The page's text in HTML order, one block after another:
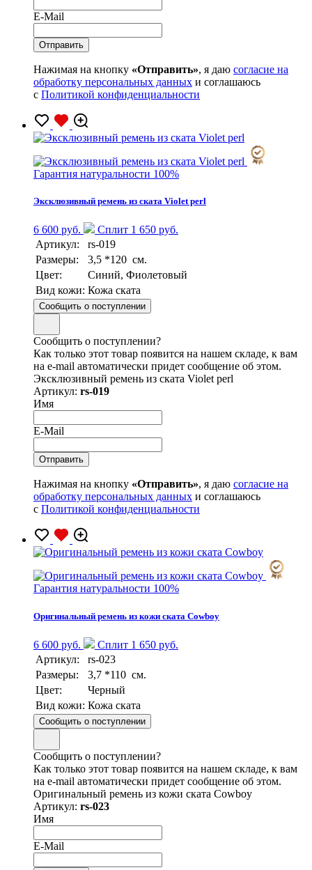
E-Mail
Нажимая на кнопку «Отправить», я даю согласие на
обработку персональных данных и соглашаюсь
с Политикой конфиденциальности
Гарантия натуральности 100%
Эксклюзивный ремень из ската Violet perl
6 600 руб.
Сплит 1 650 руб.
Артикул:
rs-019
Размеры:
3,5 *120 см.
Цвет:
Синий, Фиолетовый
Вид кожи: Кожа ската
Сообщить о поступлении
Сообщить о поступлении?
Как только этот товар появится на нашем складе, к вам
на e-mail автоматически придет сообщение об этом.
Эксклюзивный ремень из ската Violet perl
Артикул: rs-019
Имя
E-Mail
Нажимая на кнопку «Отправить», я даю согласие на
обработку персональных данных и соглашаюсь
с Политикой конфиденциальности
Гарантия натуральности 100%
Оригинальный ремень из кожи ската Cowboy
6 600 руб.
Сплит 1 650 руб.
Артикул:
rs-023
Размеры:
3,7 *110 см.
Цвет:
Черный
Вид кожи: Кожа ската
Сообщить о поступлении
Сообщить о поступлении?
Как только этот товар появится на нашем складе, к вам
на e-mail автоматически придет сообщение об этом.
Оригинальный ремень из кожи ската Cowboy
Артикул: rs-023
Имя
E-Mail